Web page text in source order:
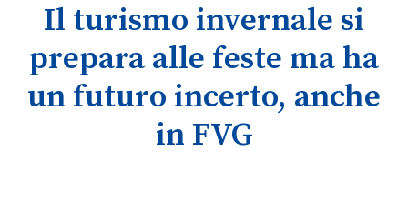
Il turismo invernale si
prepara alle feste ma ha
un futuro incerto, anche
in FVG